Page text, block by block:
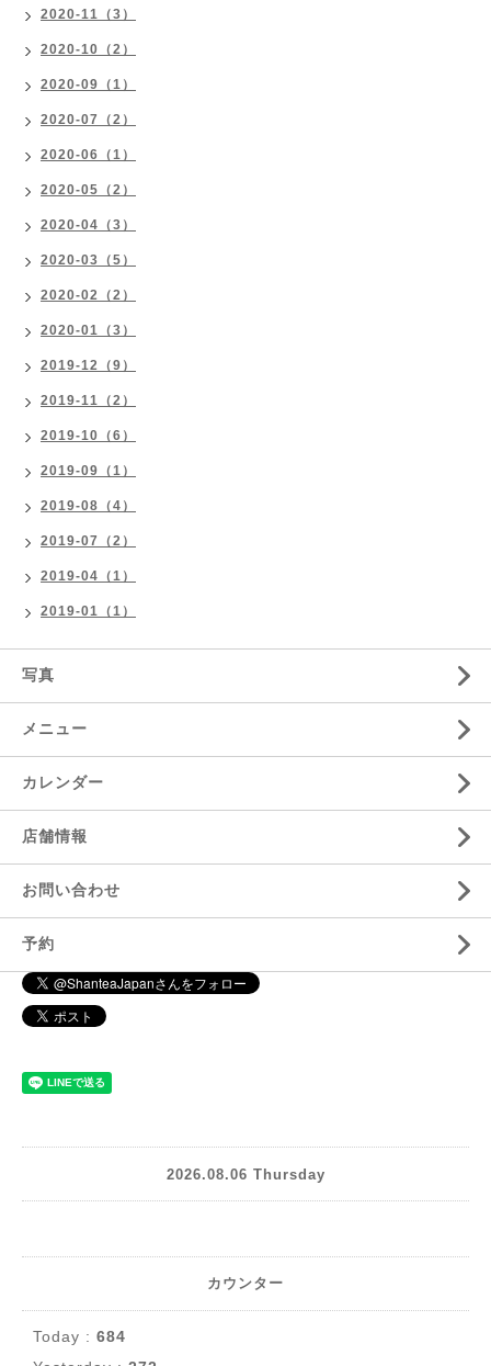
2020-11（3）
2020-10（2）
2020-09（1）
2020-07（2）
2020-06（1）
2020-05（2）
2020-04（3）
2020-03（5）
2020-02（2）
2020-01（3）
2019-12（9）
2019-11（2）
2019-10（6）
2019-09（1）
2019-08（4）
2019-07（2）
2019-04（1）
2019-01（1）
写真
メニュー
カレンダー
店舗情報
お問い合わせ
予約
2026.08.06 Thursday
カウンター
Today : 684